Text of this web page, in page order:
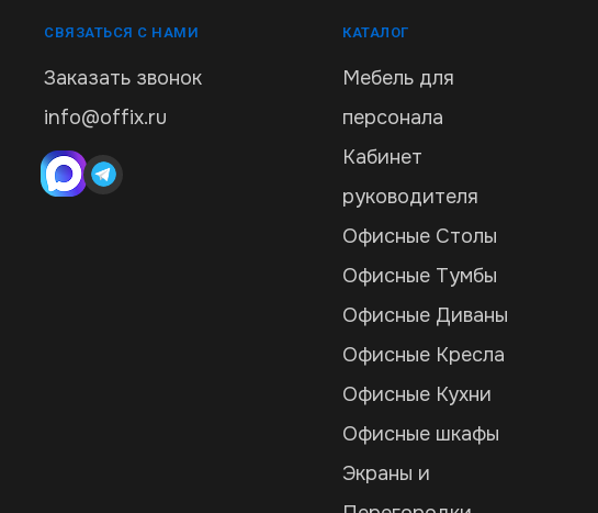
СВЯЗАТЬСЯ С НАМИ
Заказать звонок
info@offix.ru
КАТАЛОГ
Мебель для
персонала
Кабинет
руководителя
Офисные Столы
Офисные Тумбы
Офисные Диваны
Офисные Кресла
Офисные Кухни
Офисные шкафы
Экраны и